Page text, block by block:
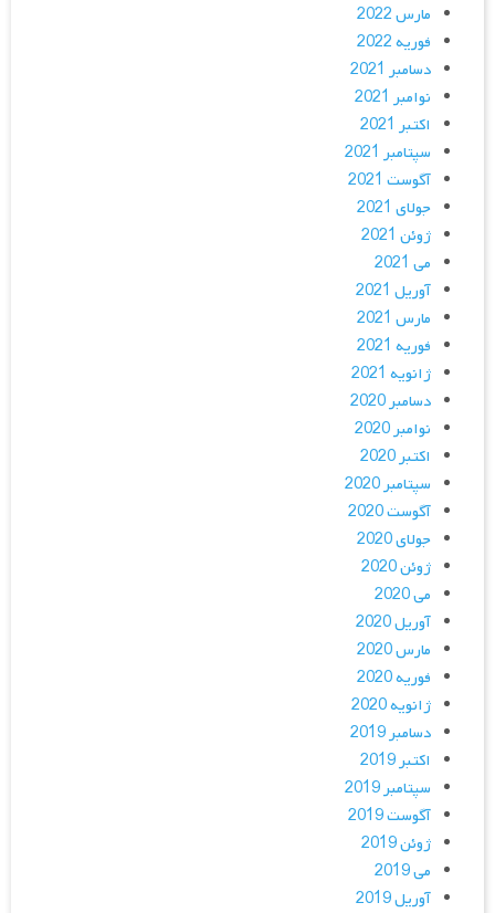
مارس 2022
فوریه 2022
دسامبر 2021
نوامبر 2021
اکتبر 2021
سپتامبر 2021
آگوست 2021
جولای 2021
ژوئن 2021
می 2021
آوریل 2021
مارس 2021
فوریه 2021
ژانویه 2021
دسامبر 2020
نوامبر 2020
اکتبر 2020
سپتامبر 2020
آگوست 2020
جولای 2020
ژوئن 2020
می 2020
آوریل 2020
مارس 2020
فوریه 2020
ژانویه 2020
دسامبر 2019
اکتبر 2019
سپتامبر 2019
آگوست 2019
ژوئن 2019
می 2019
آوریل 2019